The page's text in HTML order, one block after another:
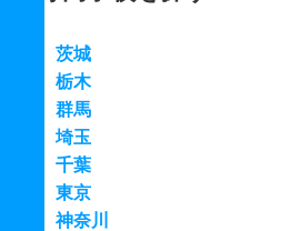
茨城
栃木
群馬
埼玉
千葉
東京
神奈川